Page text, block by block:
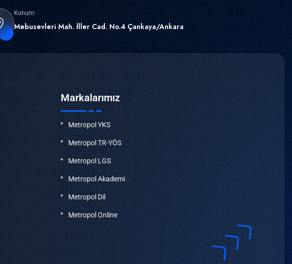
Konum:
Mebusevleri Mah. İller Cad. No.4 Çankaya/Ankara
Markalarımız
Metropol YKS
Metropol TR-YÖS
Metropol LGS
Metropol Akademi
Metropol Dil
Metropol Online